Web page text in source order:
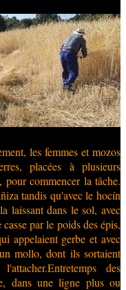
les femmes et mozos
placées à plusieurs
commencer la tâche.
tandis qu'avec le hocín
laissant dans le sol, avec
par le poids des épis,
appelaient gerbe et avec
mollo, dont ils sortaient
des
dans une ligne plus ou